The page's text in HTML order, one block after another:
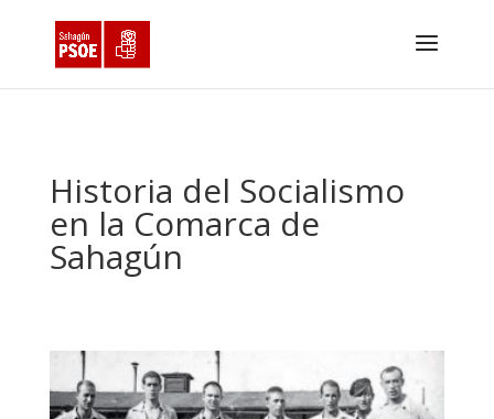
Historia del Socialismo
en la Comarca de
Sahagún